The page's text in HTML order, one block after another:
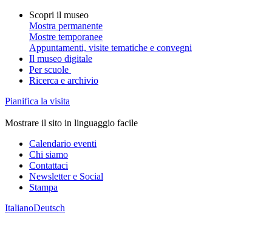
Scopri il museo
Mostra permanente
Mostre temporanee
Appuntamenti, visite tematiche e convegni
Il museo digitale
Per scuole
Ricerca e archivio
Pianifica la visita
Mostrare il sito in linguaggio facile
Calendario eventi
Chi siamo
Contattaci
Newsletter e Social
Stampa
ItalianoDeutsch